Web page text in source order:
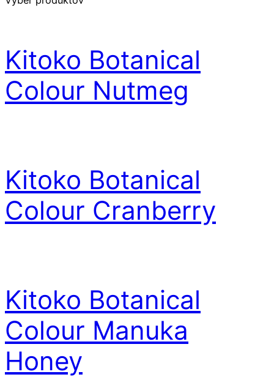
Kitoko Botanical
Colour Nutmeg
Kitoko Botanical
Colour Cranberry
Kitoko Botanical
Colour Manuka
Honey